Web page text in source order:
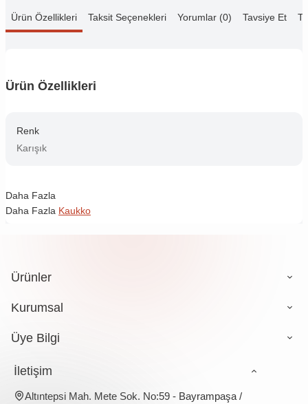
Ürün Özellikleri Taksit Seçenekleri Yorumlar (0) Tavsiye Et
Ürün Özellikleri
Renk
Karışık
Daha Fazla
Daha Fazla Kaukko
Ürünler
Kurumsal
Üye Bilgi
İletişim
Altıntepsi Mah. Mete Sok. No:59 - Bayrampaşa /